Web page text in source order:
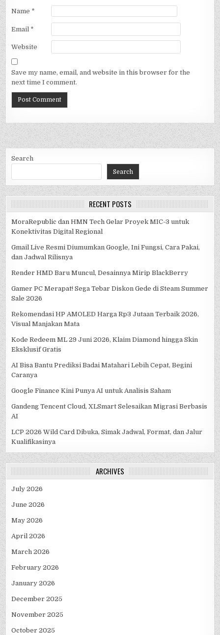
Name *
Email *
Website
Save my name, email, and website in this browser for the
next time I comment.
Search
Search
RECENT POSTS
MoraRepublic dan HMN Tech Gelar Proyek MIC-3 untuk
Konektivitas Digital Regional
Gmail Live Resmi Diumumkan Google, Ini Fungsi, Cara Pakai,
dan Jadwal Rilisnya
Render HMD Baru Muncul, Desainnya Mirip BlackBerry
Gamer PC Merapat! Sega Tebar Diskon Gede di Steam Summer
Sale 2026
Rekomendasi HP AMOLED Harga Rp3 Jutaan Terbaik 2026,
Visual Manjakan Mata
Kode Redeem ML 29 Juni 2026, Klaim Diamond hingga Skin
Eksklusif Gratis
AI Bisa Bantu Prediksi Badai Matahari Lebih Cepat, Begini
Caranya
Google Finance Kini Punya AI untuk Analisis Saham
Gandeng Tencent Cloud, XLSmart Selesaikan Migrasi Berbasis
AI
LCP 2026 Wild Card Dibuka, Simak Jadwal, Format, dan Jalur
Kualifikasinya
ARCHIVES
July 2026
June 2026
May 2026
April 2026
March 2026
February 2026
January 2026
December 2025
November 2025
October 2025